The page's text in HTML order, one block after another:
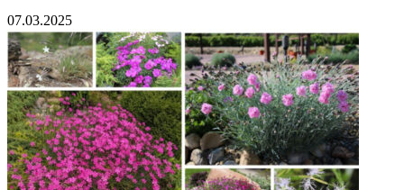
07.03.2025